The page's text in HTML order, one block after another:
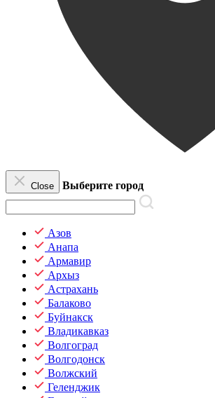
Close Выберите город
Азов
Анапа
Армавир
Архыз
Астрахань
Балаково
Буйнакск
Владикавказ
Волгоград
Волгодонск
Волжский
Геленджик